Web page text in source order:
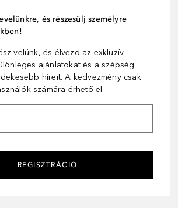
és részesülj személyre
velünk, és élvezd az exkluzív
ajánlatokat és a szépség
híreit. A kedvezmény csak
számára érhető el.
REGISZTRÁCIÓ